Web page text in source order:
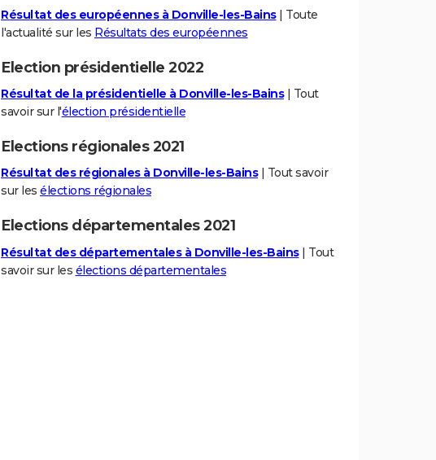
Résultat des européennes à Donville-les-Bains| Toute
l'actualité sur les Résultats des européennes
Election présidentielle 2022
Résultat de la présidentielle à Donville-les-Bains| Tout
savoir sur l'élection présidentielle
Elections régionales 2021
Résultat des régionales à Donville-les-Bains| Tout savoir
sur les élections régionales
Elections départementales 2021
Résultat des départementales à Donville-les-Bains| Tout
savoir sur les élections départementales